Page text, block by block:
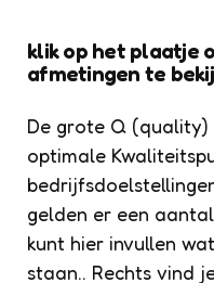
klik op het plaatje
afmetingen te
De grote Q
optimale
gelden er een
kunt hier invullen
staan.. Rechts vind